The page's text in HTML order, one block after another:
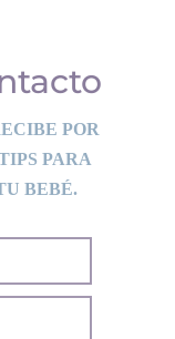
POR
PARA
BEBÉ.